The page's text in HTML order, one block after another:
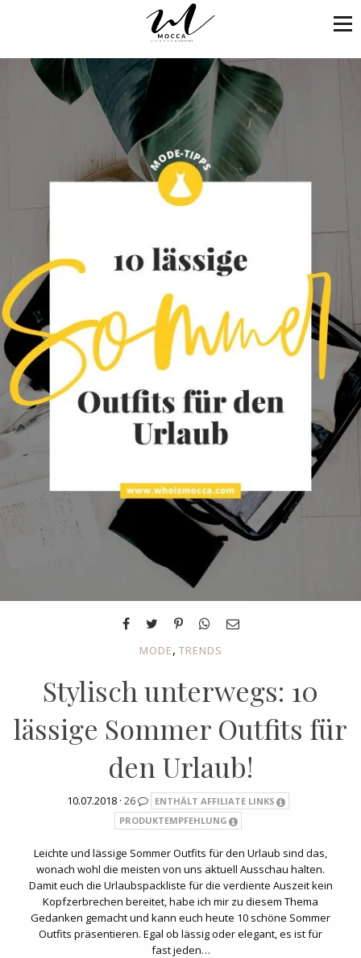
MODE, TRENDS
Stylisch unterwegs: 10
lässige Sommer Outfits für
den Urlaub!
10.07.2018 · 26
ENTHÄLT AFFILIATE LINKS
PRODUKTEMPFEHLUNG
Leichte und lässige Sommer Outfits für den Urlaub sind das,
wonach wohl die meisten von uns aktuell Ausschau halten.
Damit euch die Urlaubspackliste für die verdiente Auszeit kein
Kopfzerbrechen bereitet, habe ich mir zu diesem Thema
Gedanken gemacht und kann euch heute 10 schöne Sommer
Outfits präsentieren. Egal ob lässig oder elegant, es ist für
fast jeden…